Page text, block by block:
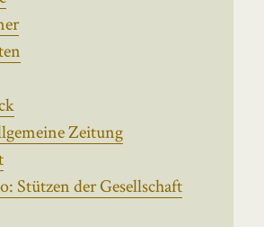
Zeitung
Stützen der Gesellschaft